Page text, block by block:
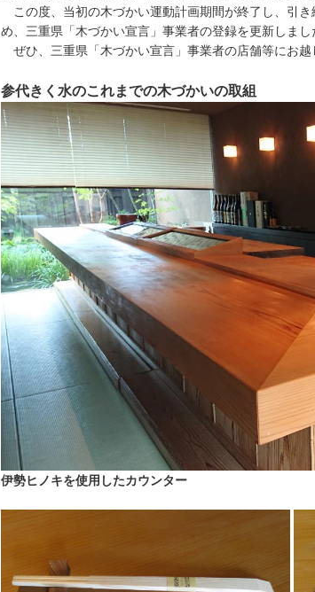
この度、当初の木づかい運動計画期間が終了し、引
め、三重県「木づかい宣言」事業者の登録を更新しまし
ぜひ、三重県「木づかい宣言」事業者の店舗等にお越
参代きく水のこれまでの木づかいの取組
伊勢ヒノキを使用したカウンター